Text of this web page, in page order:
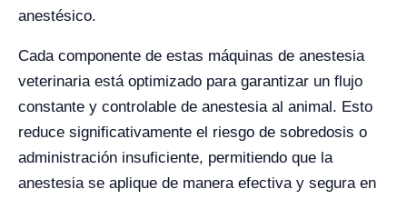
anestésico.
Cada componente de estas máquinas de anestesia
veterinaria está optimizado para garantizar un flujo
constante y controlable de anestesia al animal. Esto
reduce significativamente el riesgo de sobredosis o
administración insuficiente, permitiendo que la
anestesia se aplique de manera efectiva y segura en